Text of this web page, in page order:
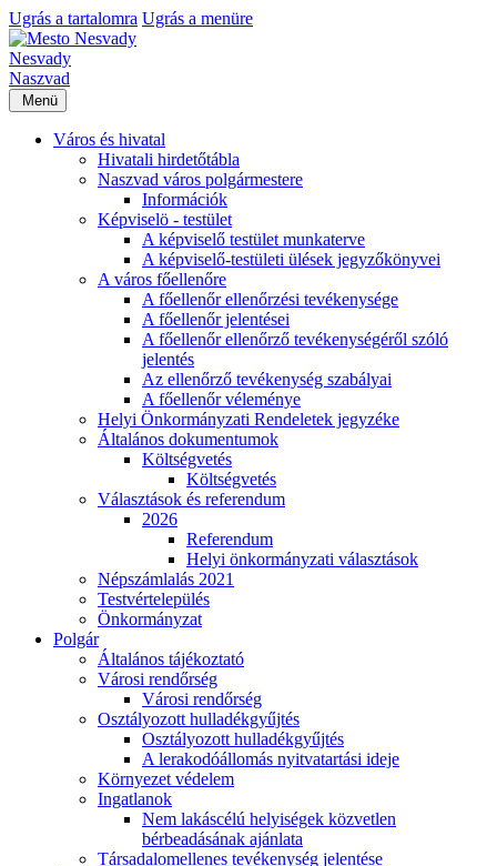
Ugrás a tartalomra Ugrás a menüre
Nesvady
Naszvad
Menü
Város és hivatal
Hivatali hirdetőtábla
Naszvad város polgármestere
Információk
Képviselö - testület
A képviselő testület munkaterve
A képviselő-testületi ülések jegyzőkönyvei
A város főellenőre
A főellenőr ellenőrzési tevékenysége
A főellenőr jelentései
A főellenőr ellenőrző tevékenységéről szóló
jelentés
Az ellenőrző tevékenység szabályai
A főellenőr véleménye
Helyi Önkormányzati Rendeletek jegyzéke
Általános dokumentumok
Költségvetés
Költségvetés
Választások és referendum
2026
Referendum
Helyi önkormányzati választások
Népszámlalás 2021
Testvértelepülés
Önkormányzat
Polgár
Általános tájékoztató
Városi rendőrség
Városi rendőrség
Osztályozott hulladékgyűjtés
Osztályozott hulladékgyűjtés
A lerakodóállomás nyitvatartási ideje
Környezet védelem
Ingatlanok
Nem lakáscélú helyiségek közvetlen
bérbeadásának ajánlata
Társadalomellenes tevékenység jelentése